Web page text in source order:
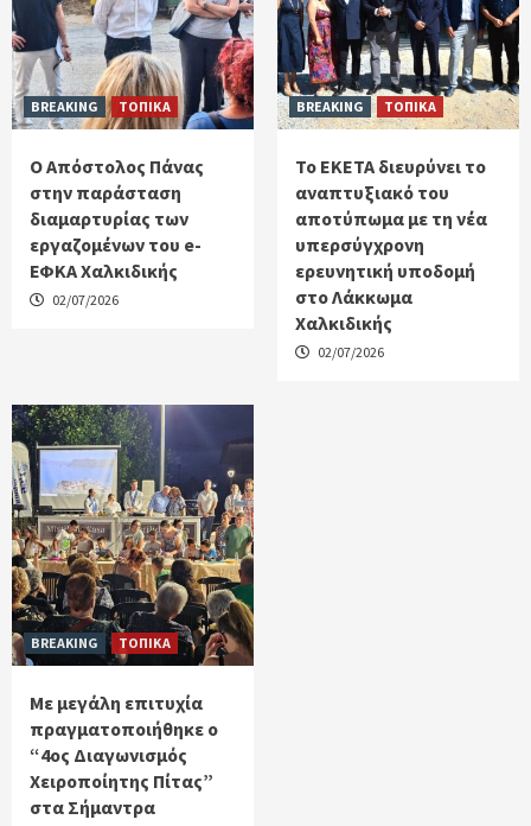
BREAKING ΤΟΠΙΚΑ
Ο Απόστολος Πάνας
στην παράσταση
διαμαρτυρίας των
εργαζομένων του e-
ΕΦΚΑ Χαλκιδικής
02/07/2026
BREAKING ΤΟΠΙΚΑ
Το ΕΚΕΤΑ διευρύνει το
αναπτυξιακό του
αποτύπωμα με τη νέα
υπερσύγχρονη
ερευνητική υποδομή
στο Λάκκωμα
Χαλκιδικής
02/07/2026
BREAKING ΤΟΠΙΚΑ
Με μεγάλη επιτυχία
πραγματοποιήθηκε ο
“4ος Διαγωνισμός
Χειροποίητης Πίτας”
στα Σήμαντρα